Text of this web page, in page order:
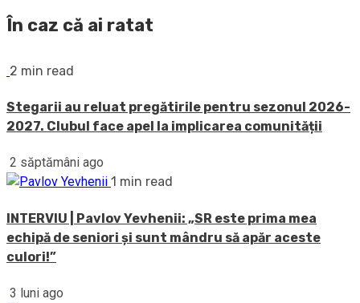
În caz că ai ratat
2 min read
Stegarii au reluat pregătirile pentru sezonul 2026-
2027. Clubul face apel la implicarea comunității
2 săptămâni ago
1 min read
INTERVIU | Pavlov Yevhenii: „SR este prima mea
echipă de seniori și sunt mândru să apăr aceste
culori!”
3 luni ago